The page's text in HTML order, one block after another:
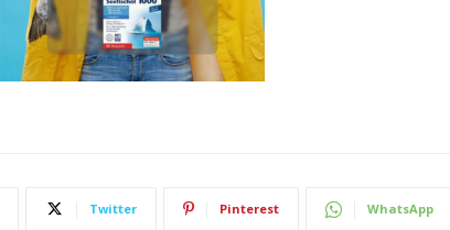
Twitter Pinterest WhatsApp